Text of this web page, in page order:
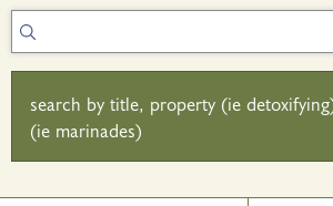
search by title, property (ie
(ie marinades)